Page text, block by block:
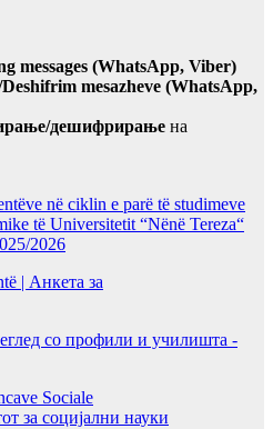
messages (WhatsApp, Viber)
mesazheve (WhatsApp,
дешифрирање на
në ciklin e parë të studimeve
të Universitetit “Nënë Tereza“
2026
| Анкета за
со профили и училишта -
Sociale
социјални науки